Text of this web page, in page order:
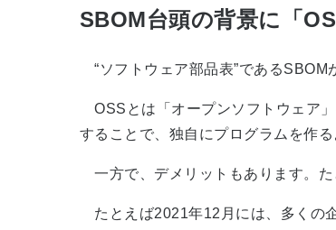
SBOM台頭の背景に「
“ソフトウェア部品表”であるSBOM
OSSとは「オープンソフトウェア
することで、独自にプログラムを作
一方で、デメリットもあります。た
たとえば2021年12月には、多くの